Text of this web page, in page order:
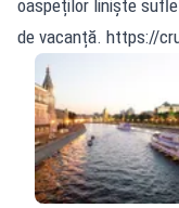
oaspeților liniște
de vacanță. https://